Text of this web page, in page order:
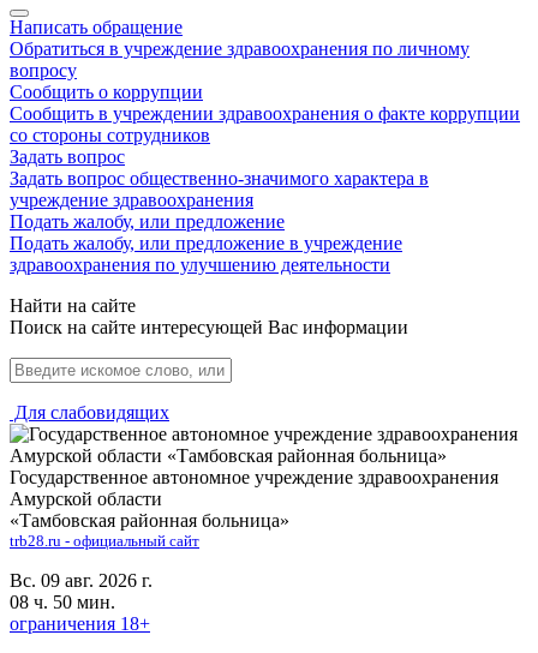
Написать обращение
Обратиться в учреждение здравоохранения по личному
вопросу
Сообщить о коррупции
Сообщить в учреждении здравоохранения о факте коррупции
со стороны сотрудников
Задать вопрос
Задать вопрос общественно-значимого характера в
учреждение здравоохранения
Подать жалобу, или предложение
Подать жалобу, или предложение в учреждение
здравоохранения по улучшению деятельности
Найти на сайте
Поиск на сайте интересующей Вас информации
Для слабовидящих
Государственное автономное учреждение здравоохранения
Амурской области
«Тамбовская районная больница»
trb28.ru - официальный сайт
Вс. 09 авг. 2026 г.
08 ч. 50 мин.
ограничения 18+